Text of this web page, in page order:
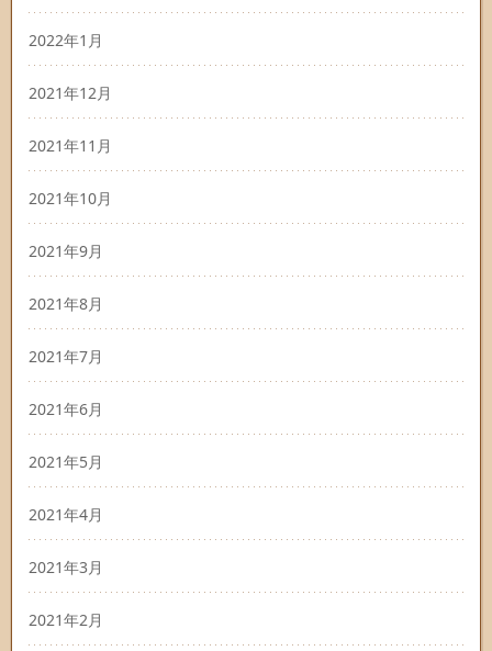
2022年1月
2021年12月
2021年11月
2021年10月
2021年9月
2021年8月
2021年7月
2021年6月
2021年5月
2021年4月
2021年3月
2021年2月